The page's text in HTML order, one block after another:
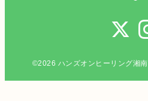
©2026 ハンズオンヒーリング湘南